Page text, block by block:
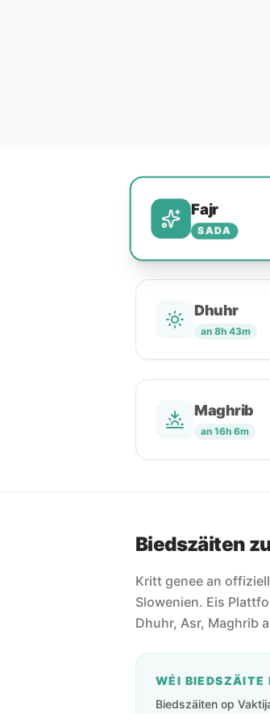
Fajr
SADA
Dhuhr
an 8h 43m
Maghrib
an 16h 6m
Biedszäiten
Kritt genee an
Slowenien. Eis
Dhuhr, Asr, Maghrib
WÉI BIEDSZÄITE
Biedszäiten op